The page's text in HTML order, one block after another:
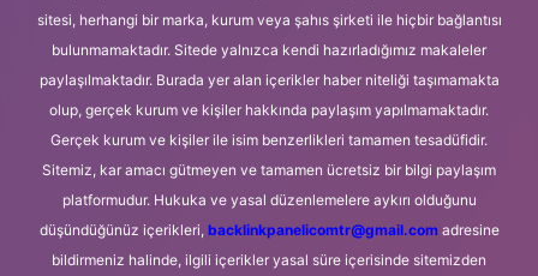
sitesi, herhangi bir marka, kurum veya şahıs şirketi ile hiçbir bağlantısı
bulunmamaktadır. Sitede yalnızca kendi hazırladığımız makaleler
paylaşılmaktadır. Burada yer alan içerikler haber niteliği taşımamakta
olup, gerçek kurum ve kişiler hakkında paylaşım yapılmamaktadır.
Gerçek kurum ve kişiler ile isim benzerlikleri tamamen tesadüfidir.
Sitemiz, kar amacı gütmeyen ve tamamen ücretsiz bir bilgi paylaşım
platformudur. Hukuka ve yasal düzenlemelere aykırı olduğunu
düşündüğünüz içerikleri, backlinkpanelicomtr@gmail.comadresine
bildirmeniz halinde, ilgili içerikler yasal süre içerisinde sitemizden